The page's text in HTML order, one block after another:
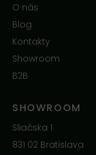
O nás
Blog
Kontakty
Showroom
B2B
SHOWROOM
Sliačska 1
831 02 Bratislava